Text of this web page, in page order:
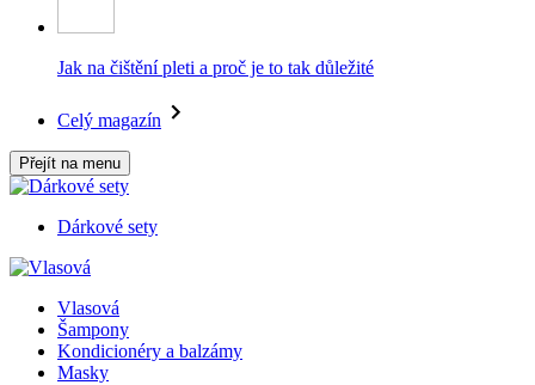
Jak na čištění pleti a proč je to tak důležité
Celý magazín
Přejít na menu
Dárkové sety
Vlasová
Šampony
Kondicionéry a balzámy
Masky